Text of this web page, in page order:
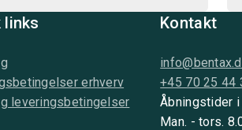
links
erhverv
leveringsbetingelser
Kontakt
+45 70 25 44
Åbningstider
Man. - tors.